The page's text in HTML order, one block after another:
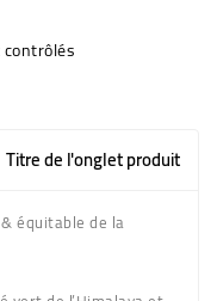
Titre de l'onglet produit
équitable de la